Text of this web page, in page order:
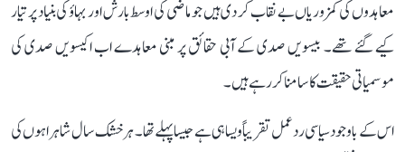
معاہدوں کی کمزوریاں بے نقاب کر دی ہیں جو ماضی کی اوسط بارش اور بہاؤ کی بنیاد پر تیار
کیے گئے تھے۔ بیسویں صدی کے آبی حقائق پر مبنی معاہدے اب اکیسویں صدی کی
موسمیاتی حقیقت کا سامنا کر رہے ہیں۔
اس کے باوجود سیاسی ردعمل تقریباً ویسا ہی ہے جیسا پہلے تھا۔ ہر خشک سال شاہراہوں کی